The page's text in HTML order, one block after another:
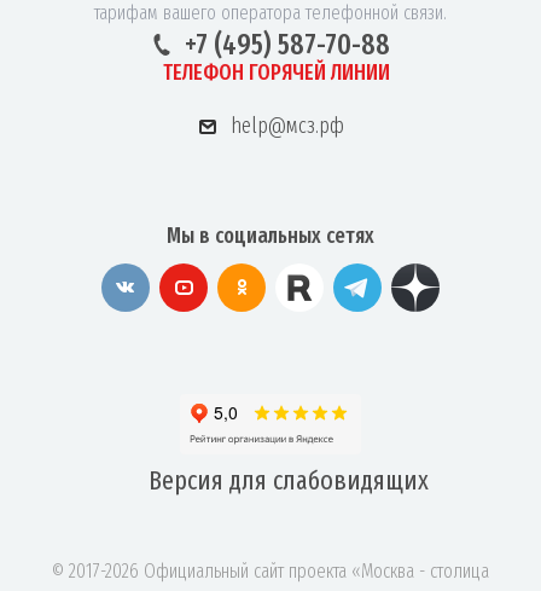
тарифам вашего оператора телефонной связи.
+7 (495) 587-70-88
ТЕЛЕФОН ГОРЯЧЕЙ ЛИНИИ
help@мсз.рф
Мы в социальных сетях
Версия для слабовидящих
© 2017-2026 Официальный сайт проекта «Москва - столица